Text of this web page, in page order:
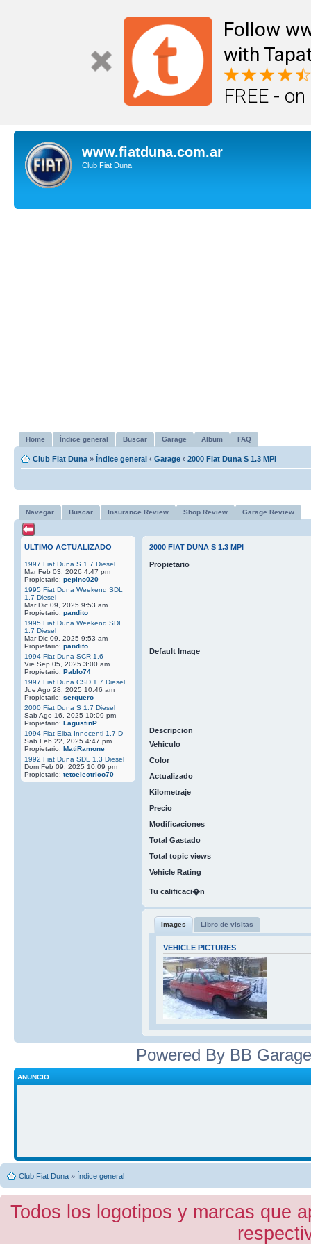
Follow
with
FREE -
www.fiatduna.com.ar
Club Fiat Duna
Home Índice general Buscar Garage Album FAQ
Club Fiat Duna » Índice general ‹ Garage ‹ 2000 Fiat Duna S 1.3 MPI
Navegar Buscar Insurance Review Shop Review Garage Review
ULTIMO ACTUALIZADO
1997 Fiat Duna S 1.7 Diesel
Mar Feb 03, 2026 4:47 pm
Propietario: pepino020
1995 Fiat Duna Weekend SDL
1.7 Diesel
Mar Dic 09, 2025 9:53 am
Propietario: pandito
1995 Fiat Duna Weekend SDL
1.7 Diesel
Mar Dic 09, 2025 9:53 am
Propietario: pandito
1994 Fiat Duna SCR 1.6
Vie Sep 05, 2025 3:00 am
Propietario: Pablo74
1997 Fiat Duna CSD 1.7 Diesel
Jue Ago 28, 2025 10:46 am
Propietario: serquero
2000 Fiat Duna S 1.7 Diesel
Sab Ago 16, 2025 10:09 pm
Propietario: LagustinP
1994 Fiat Elba Innocenti 1.7 D
Sab Feb 22, 2025 4:47 pm
Propietario: MatiRamone
1992 Fiat Duna SDL 1.3 Diesel
Dom Feb 09, 2025 10:09 pm
Propietario: tetoelectrico70
2000 FIAT DUNA S 1.3 MPI
Propietario
Default Image
Descripcion
Vehiculo
Color
Actualizado
Kilometraje
Precio
Modificaciones
Total Gastado
Total topic views
Vehicle Rating
Tu calificaci�n
Images Libro de visitas
VEHICLE PICTURES
Powered By BB
ANUNCIO
Club Fiat Duna » Índice general
Todos los logotipos y marcas que